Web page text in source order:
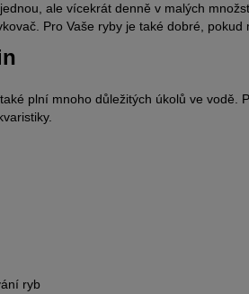
ale vícekrát denně v malých
Pro Vaše ryby je také dobré, pokud
plní mnoho důležitých úkolů ve vodě.
ryb